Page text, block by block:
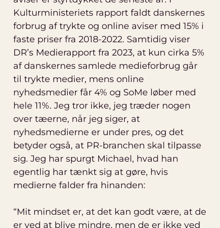
Kulturministeriets rapport faldt danskernes
forbrug af trykte og online aviser med 15% i
faste priser fra 2018-2022. Samtidig viser
DR’s Medierapport fra 2023, at kun cirka 5%
af danskernes samlede medieforbrug går
til trykte medier, mens online
nyhedsmedier får 4% og SoMe løber med
hele 11%. Jeg tror ikke, jeg træder nogen
over tæerne, når jeg siger, at
nyhedsmedierne er under pres, og det
betyder også, at PR-branchen skal tilpasse
sig. Jeg har spurgt Michael, hvad han
egentlig har tænkt sig at gøre, hvis
medierne falder fra hinanden:
“Mit mindset er, at det kan godt være, at de
er ved at blive mindre, men de er ikke ved